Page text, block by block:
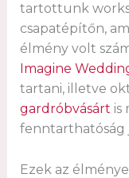
tartottunk
csapatépítőn,
élmény volt
Imagine
tartani, illetve
gardróbvásárt is
fenntarthatóság
Ezek az